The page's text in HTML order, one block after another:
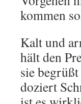
kommen
Kalt und
hält den
sie
doziert